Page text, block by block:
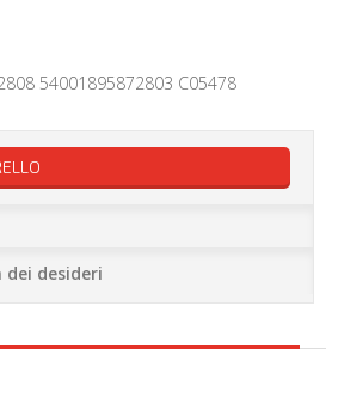
54001895872803 C05478
desideri